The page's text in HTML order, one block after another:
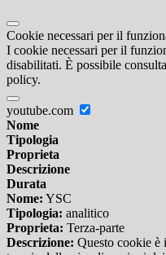
Cookie necessari per il
I cookie necessari per il
disabilitati. È possibile
policy.
youtube.com
Nome
Tipologia
Proprieta
Descrizione
Durata
Nome: YSC
Tipologia: analitico
Proprieta: Terza-parte
Descrizione: Questo cookie è